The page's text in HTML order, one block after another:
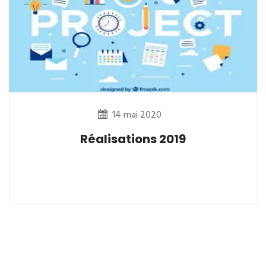
14 mai 2020
Réalisations 2019